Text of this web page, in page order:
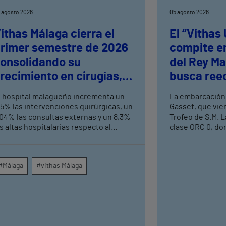
agosto 2026
Málaga cierra el
semestre de 2026
su
en cirugías,
externas y
hospitalarias
hospital malagueño incrementa un
las intervenciones quirúrgicas, un
las consultas externas y un 8,3%
altas hospitalarias respecto al
médicos de Vithas en la
dispara un 140% las
#vithas Málaga
05 agosto 2026
El “Vithas
compite
del Rey
busca
logrados
La
Gasset, que
Trofeo de S.M.
clase ORC 0,